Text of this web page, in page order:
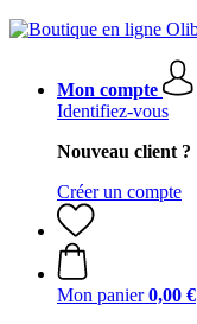
Mon compte
Identifiez-vous
Nouveau client ?
Créer un compte
Mon panier 0,00 €